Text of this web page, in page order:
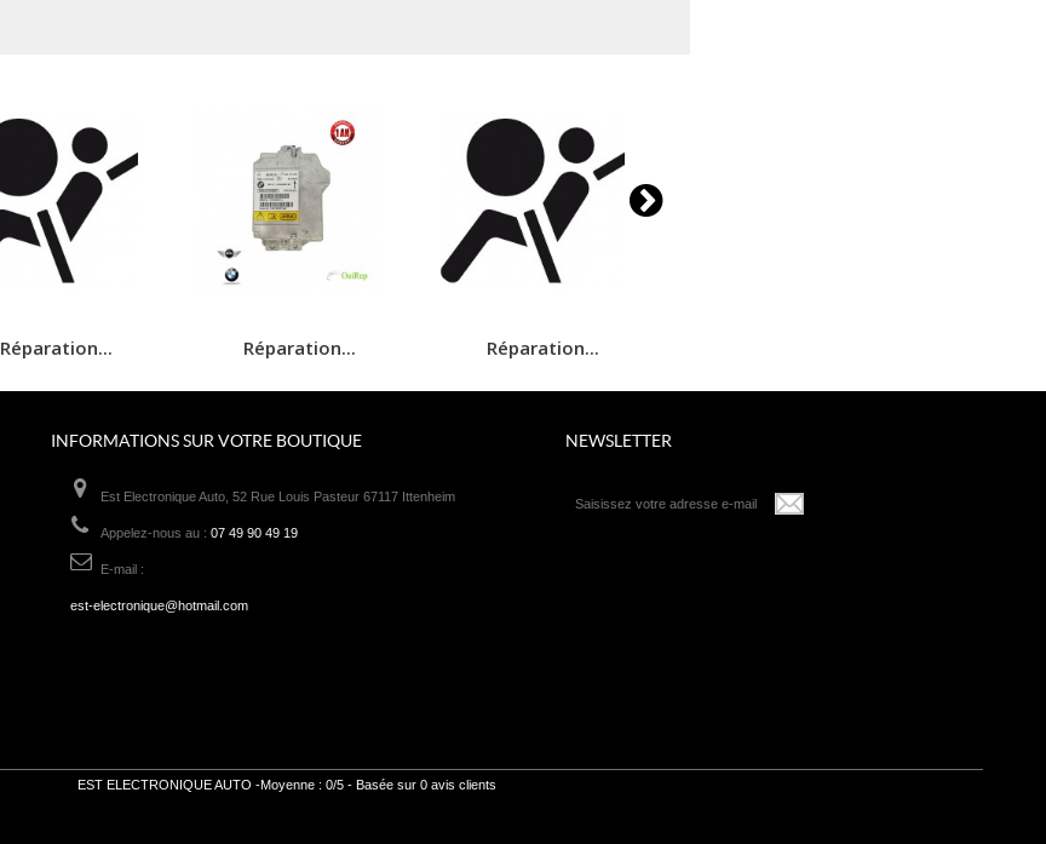
Réparation... Réparation... Réparation...
INFORMATIONS SUR VOTRE BOUTIQUE
Est Electronique Auto, 52 Rue Louis Pasteur 67117 Ittenheim
Appelez-nous au :07 49 90 49 19
E-mail :
est-electronique@hotmail.com
NEWSLETTER
EST ELECTRONIQUE AUTO -Moyenne : 0/5 - Basée sur 0 avis clients